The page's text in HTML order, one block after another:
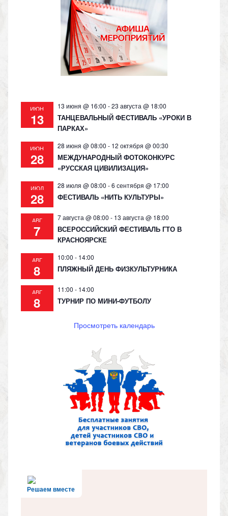
kl
as
s
ni
ki
a
m
A
p
p
Li
n
k
ИЮН
13
13 июня @ 16:00 -23 августа @ 18:00
ТАНЦЕВАЛЬНЫЙ ФЕСТИВАЛЬ «УРОКИ В
ПАРКАХ»
ИЮН
28
28 июня @ 08:00 - 12 октября @ 00:30
МЕЖДУНАРОДНЫЙ ФОТОКОНКУРС
«РУССКАЯ ЦИВИЛИЗАЦИЯ»
ИЮЛ
28
28 июля @ 08:00 -6 сентября @ 17:00
ФЕСТИВАЛЬ «НИТЬ КУЛЬТУРЫ»
АВГ
7
7 августа @ 08:00 - 13 августа @ 18:00
ВСЕРОССИЙСКИЙ ФЕСТИВАЛЬ ГТО В
КРАСНОЯРСКЕ
АВГ
8
10:00 - 14:00
ПЛЯЖНЫЙ ДЕНЬ ФИЗКУЛЬТУРНИКА
АВГ
8
11:00 - 14:00
ТУРНИР ПО МИНИ-ФУТБОЛУ
Просмотреть календарь
Решаем вместе